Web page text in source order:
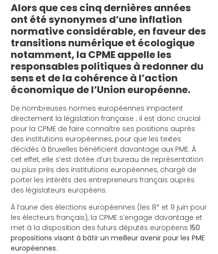
Alors que ces cinq dernières années
ont été synonymes d’une inflation
normative considérable, en faveur des
transitions numérique et écologique
notamment, la CPME appelle les
responsables politiques à redonner du
sens et de la cohérence à l’action
économique de l’Union européenne.
De nombreuses normes européennes impactent
directement la législation française ; il est donc crucial
pour la CPME de faire connaître ses positions auprès
des institutions européennes, pour que les textes
décidés à Bruxelles bénéficient davantage aux PME. À
cet effet, elle s’est dotée d’un bureau de représentation
au plus près des institutions européennes, chargé de
porter les intérêts des entrepreneurs français auprès
des législateurs européens.
À l’aune des élections européennes (les 8* et 9 juin pour
les électeurs français), la CPME s’engage davantage et
met à la disposition des futurs députés européens150
propositions visant à bâtir un meilleur avenir pour les PME
européennes.